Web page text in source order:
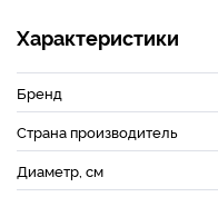
Характеристики
Бренд
Страна производитель
Диаметр, см